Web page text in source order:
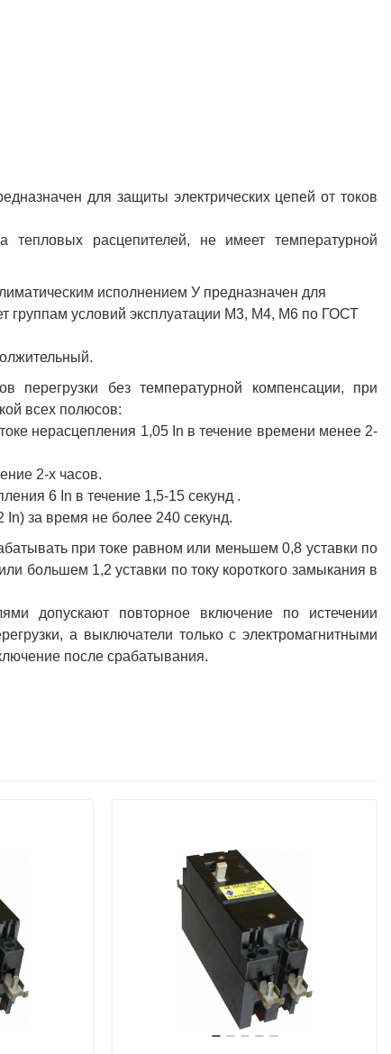
для защиты электрических цепей от токов
тепловых расцепителей, не имеет температурной
исполнением У предназначен для
группам условий эксплуатации М3, М4, М6 по ГОСТ
перегрузки без температурной компенсации, при
всех полюсов:
нерасцепления 1,05 In в течение времени менее 2-
2-х часов.
6 In в течение 1,5-15 секунд .
за время не более 240 секунд.
при токе равном или меньшем 0,8 уставки по
большем 1,2 уставки по току короткого замыкания в
допускают повторное включение по истечении
а выключатели только с электромагнитными
после срабатывания.